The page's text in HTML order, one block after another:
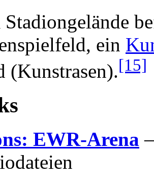
ein
(Kunstrasen).[15]
EWR-Arena